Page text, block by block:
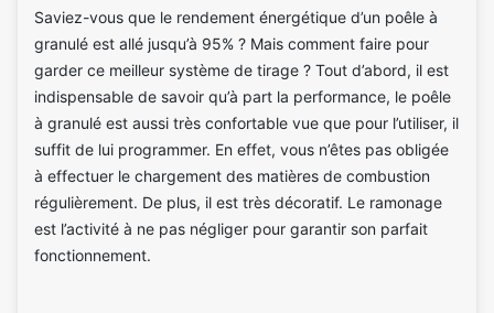
Saviez-vous que le rendement énergétique d’un poêle à
granulé est allé jusqu’à 95% ? Mais comment faire pour
garder ce meilleur système de tirage ? Tout d’abord, il est
indispensable de savoir qu’à part la performance, le poêle
à granulé est aussi très confortable vue que pour l’utiliser, il
suffit de lui programmer. En effet, vous n’êtes pas obligée
à effectuer le chargement des matières de combustion
régulièrement. De plus, il est très décoratif. Le ramonage
est l’activité à ne pas négliger pour garantir son parfait
fonctionnement.